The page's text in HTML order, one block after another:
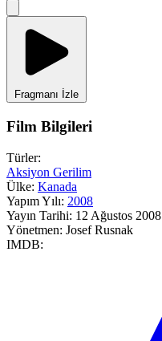
Fragmanı İzle
Film Bilgileri
Türler:
Aksiyon Gerilim
Ülke: Kanada
Yapım Yılı: 2008
Yayın Tarihi: 12 Ağustos 2008
Yönetmen: Josef Rusnak
IMDB: